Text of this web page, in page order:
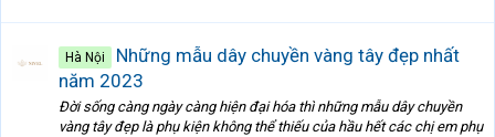
Hà Nội
Những mẫu dây chuyền vàng tây đẹp nhất
năm 2023
Đời sống càng ngày càng hiện đại hóa thì những mẫu dây chuyền
vàng tây đẹp là phụ kiện không thể thiếu của hầu hết các chị em phụ